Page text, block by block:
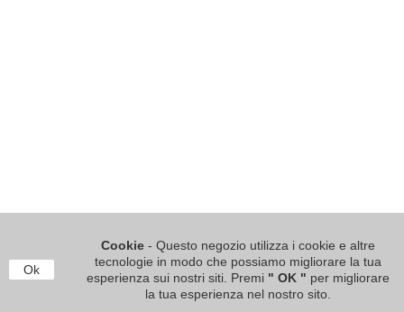
Ok
Cookie - Questo negozio utilizza i cookie e altre
tecnologie in modo che possiamo migliorare la tua
esperienza sui nostri siti. Premi " OK " per migliorare
la tua esperienza nel nostro sito.